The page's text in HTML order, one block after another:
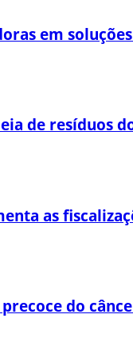
em
de resíduos
as
do